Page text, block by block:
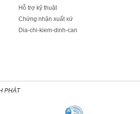
Hỗ trợ kỹ thuật
Chứng nhận xuất xứ
Dia-chi-kiem-dinh-can
PHÁT